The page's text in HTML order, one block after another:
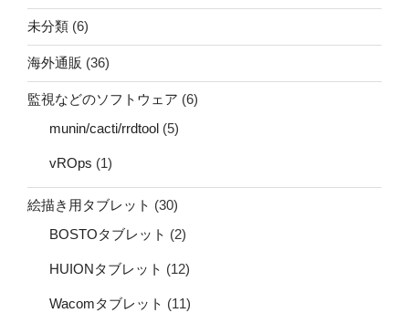
未分類 (6)
海外通販 (36)
監視などのソフトウェア (6)
munin/cacti/rrdtool (5)
vROps (1)
絵描き用タブレット (30)
BOSTOタブレット (2)
HUIONタブレット (12)
Wacomタブレット (11)